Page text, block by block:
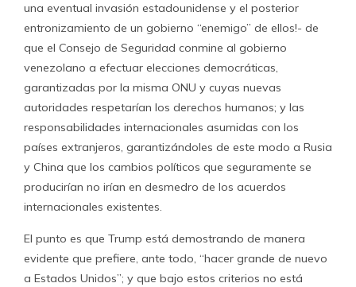
una eventual invasión estadounidense y el posterior
entronizamiento de un gobierno “enemigo” de ellos!- de
que el Consejo de Seguridad conmine al gobierno
venezolano a efectuar elecciones democráticas,
garantizadas por la misma ONU y cuyas nuevas
autoridades respetarían los derechos humanos; y las
responsabilidades internacionales asumidas con los
países extranjeros, garantizándoles de este modo a Rusia
y China que los cambios políticos que seguramente se
producirían no irían en desmedro de los acuerdos
internacionales existentes.
El punto es que Trump está demostrando de manera
evidente que prefiere, ante todo, “hacer grande de nuevo
a Estados Unidos”; y que bajo estos criterios no está